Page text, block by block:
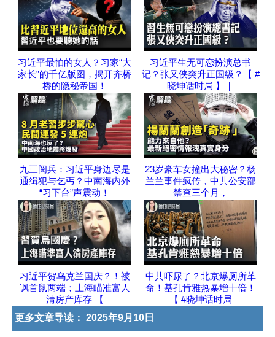
习近平最怕的女人？习家“大
家长”的千亿版图，揭开齐桥
桥的隐秘帝国！
习近平生无可恋扮演总书
记？张又侠突升正国级？【 #
晓坤话时局 】｜
九三阅兵：习近平身边尽是
通缉犯与乞丐？中南海内外
“习下台”声震动！
23岁豪车女撞出大秘密？杨
兰兰事件疯传，中共公安部
禁查三个月，
习近平贺乌克兰国庆？！被
讽首鼠两端；上海瞄准富人
清房产库存 【
中共吓尿了？北京爆厕所革
命！基孔肯雅热暴增十倍！
【 #晓坤话时局
更多文章导读： 2025年9月10日